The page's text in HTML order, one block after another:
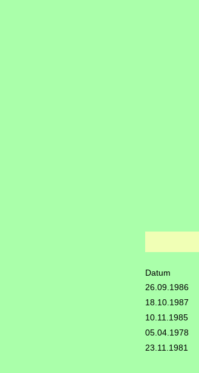
Datum
26.09.1986
18.10.1987
10.11.1985
05.04.1978
23.11.1981